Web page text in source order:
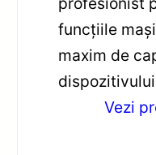
funcțiile
maxim de
Vezi